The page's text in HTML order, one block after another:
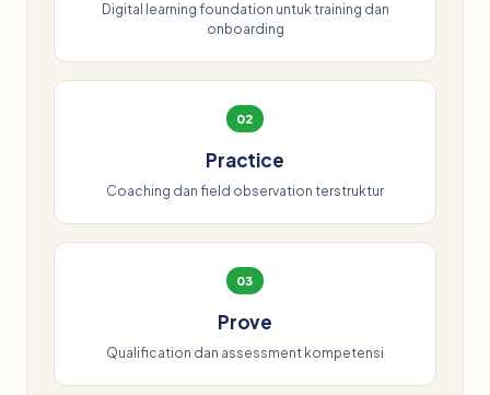
Digital learning foundation untuk training dan
onboarding
02
Practice
Coaching dan field observation terstruktur
03
Prove
Qualification dan assessment kompetensi